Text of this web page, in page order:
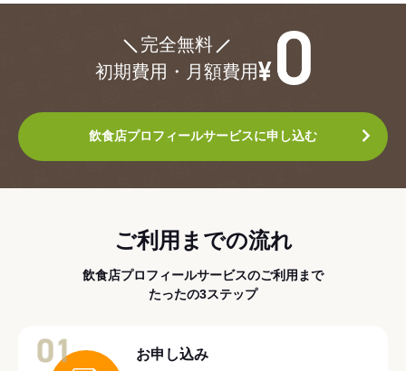
完全無料
初期費用・月額費用
飲食店プロフィールサービスに申し込む
ご利用までの流れ
飲食店プロフィールサービスのご利用まで
たったの3ステップ
お申し込み